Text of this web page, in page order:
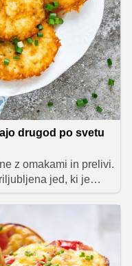
drugod po svetu
z omakami in prelivi.
jed, ki je
(Dan palačink), in
nas sladkamo s
da se je treba
ne bo nič narobe, če
od najljubših različic